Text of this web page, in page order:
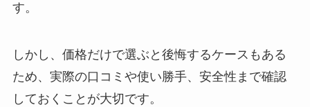
す。
しかし、価格だけで選ぶと後悔するケースもある
ため、実際の口コミや使い勝手、安全性まで確認
しておくことが大切です。